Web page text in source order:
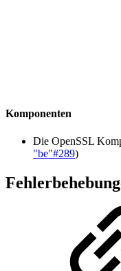
Komponenten
Die OpenSSL
"be"#289)